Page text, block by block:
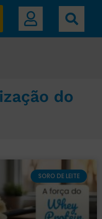
do
SORO DE LEITE